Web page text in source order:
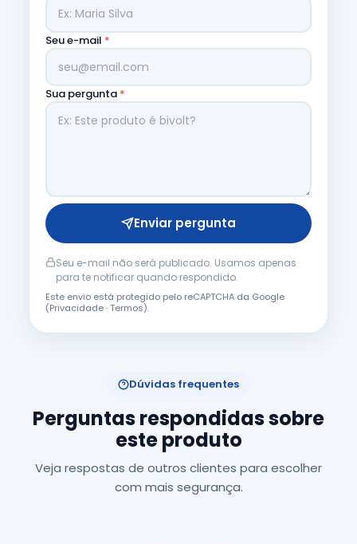
Seu e-mail *
Sua pergunta *
Enviar pergunta
Seu e-mail não será publicado. Usamos apenas
para te notificar quando respondido.
Este envio está protegido pelo reCAPTCHA da Google
(Privacidade·Termos).
Dúvidas frequentes
Perguntas respondidas sobre
este produto
Veja respostas de outros clientes para escolher
com mais segurança.